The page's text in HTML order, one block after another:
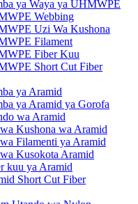
ya Waya ya UHMWPE
Webbing
Uzi Wa Kushona
Filament
Fiber Kuu
Short Cut Fiber
ya Aramid
ya Aramid ya Gorofa
wa Aramid
Kushona wa Aramid
Filamenti ya Aramid
Kusokota Aramid
kuu ya Aramid
Short Cut Fiber